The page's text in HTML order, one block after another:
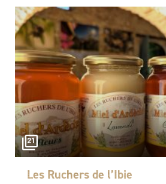
21
Les Ruchers de l’Ibie